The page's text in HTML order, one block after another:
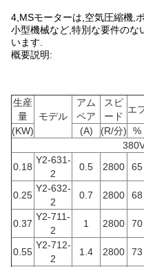
4,MSモーターは,空気圧縮機,
小型機械など,特別な要件のな
います.
概要説明:
生産
量
モデル
アム
ペア
スピ
ード
エ
(KW)
(A) (R/分) %
0.18
Y2-631-
2
0.5 2800 65
0.25
Y2-632-
2
0.7 2800 68
0.37
Y2-711-
2
1 2800 70
0.55
Y2-712-
2
1.4 2800 73